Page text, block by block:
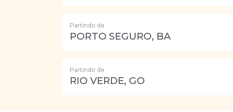
Partindo de
PORTO SEGURO, BA
Partindo de
RIO VERDE, GO